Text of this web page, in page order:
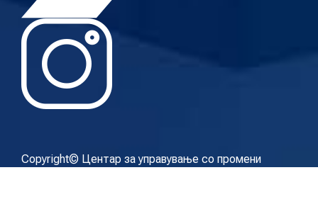
Copyright© Центар за управување со промени